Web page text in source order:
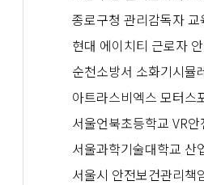
종로구청 관리감독자 교
현대 에이치티 근로자
순천소방서 소화기시뮬
아트라스비엑스 모터스
서울언북초등학교 VR
서울과학기술대학교 산
서울시 안전보건관리책